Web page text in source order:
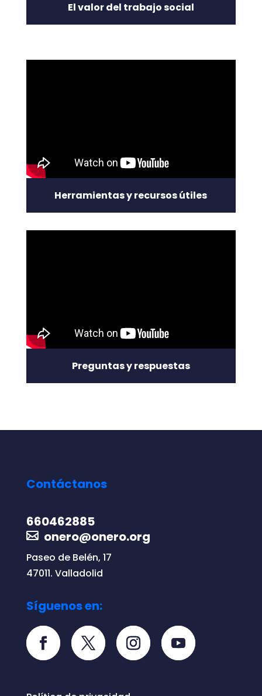
El valor del trabajo social
Herramientas y recursos útiles
Preguntas y respuestas
Contáctanos
660462885
onero@onero.org
Paseo de Belén, 17
47011. Valladolid
Síguenos en: